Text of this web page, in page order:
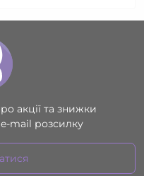
акції та знижки
mail розсилку